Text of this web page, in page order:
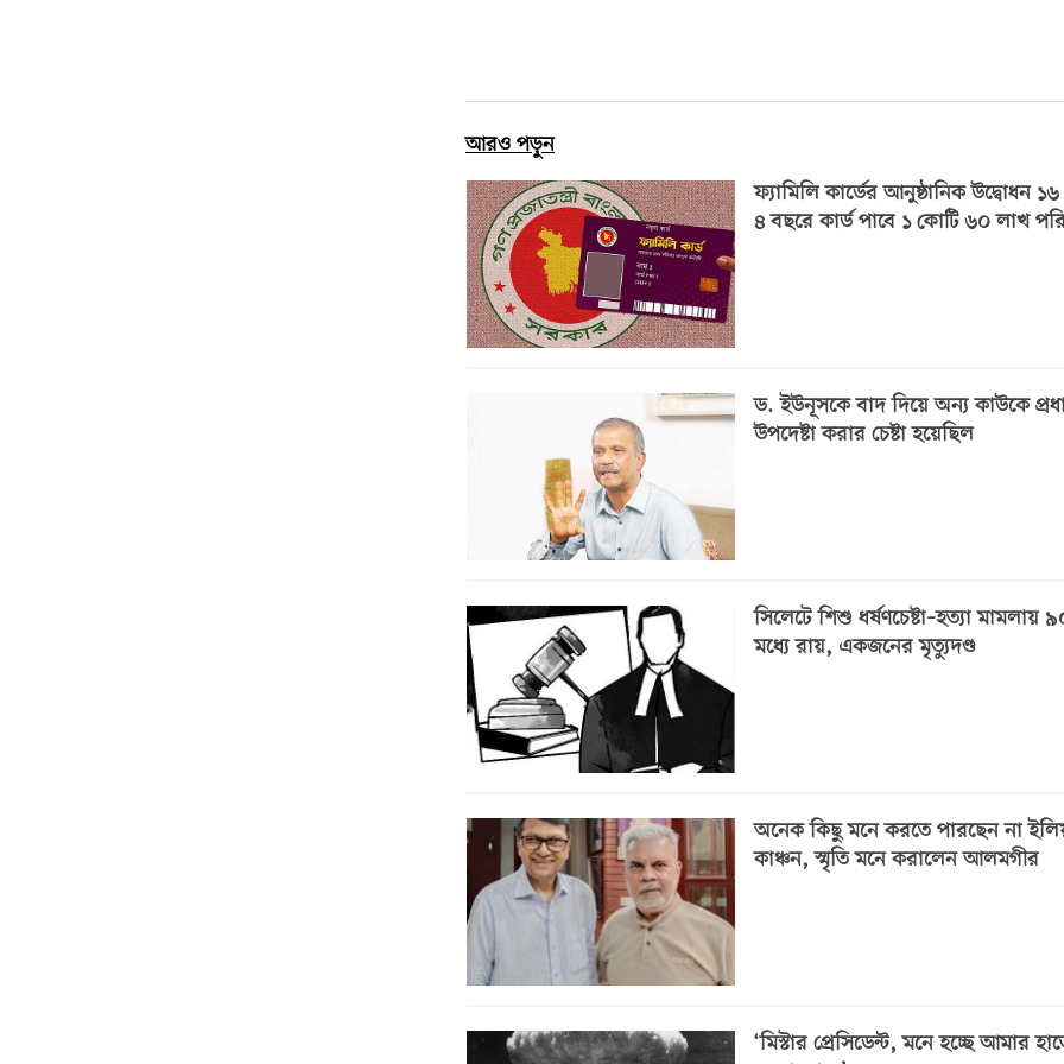
আরও পড়ুন
ফ্যামিলি কার্ডের আনুষ্ঠানিক উদ্বোধন
৪ বছরে কার্ড পাবে ১ কোটি ৬০ লাখ
ড. ইউনূসকে বাদ দিয়ে অন্য কাউকে
উপদেষ্টা করার চেষ্টা হয়েছিল
সিলেটে শিশু ধর্ষণচেষ্টা–হত্যা মামলায়
মধ্যে রায়, একজনের মৃত্যুদণ্ড
অনেক কিছু মনে করতে পারছেন না
কাঞ্চন, স্মৃতি মনে করালেন আলমগীর
‘মিস্টার প্রেসিডেন্ট, মনে হচ্ছে আমার